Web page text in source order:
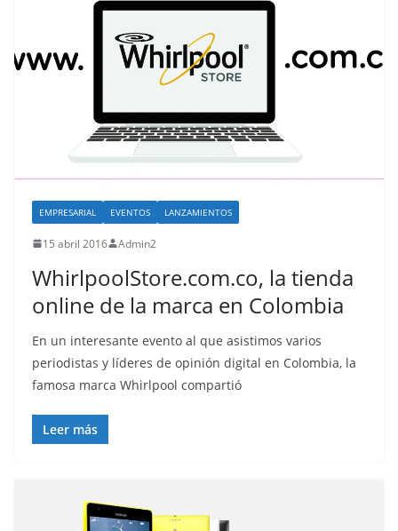
EMPRESARIAL EVENTOS LANZAMIENTOS
15 abril 2016 Admin2
WhirlpoolStore.com.co, la tienda
online de la marca en Colombia
En un interesante evento al que asistimos varios
periodistas y líderes de opinión digital en Colombia, la
famosa marca Whirlpool compartió
Leer más